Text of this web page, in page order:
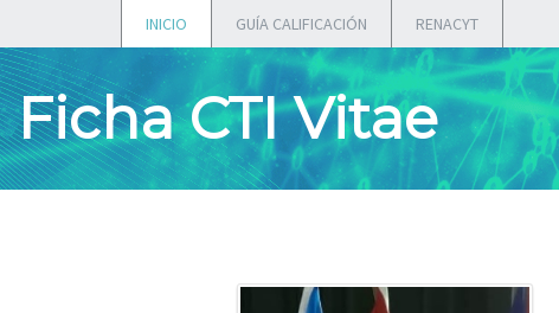
INICIO GUÍA CALIFICACIÓN RENACYT
Ficha CTI Vitae